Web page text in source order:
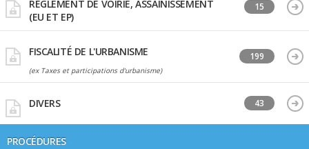
RÈGLEMENT DE VOIRIE, ASSAINISSEMENT
(EU ET EP)
15
FISCALITÉ DE L'URBANISME
(ex Taxes et participations d'urbanisme)
199
DIVERS 43
PROCÉDURES